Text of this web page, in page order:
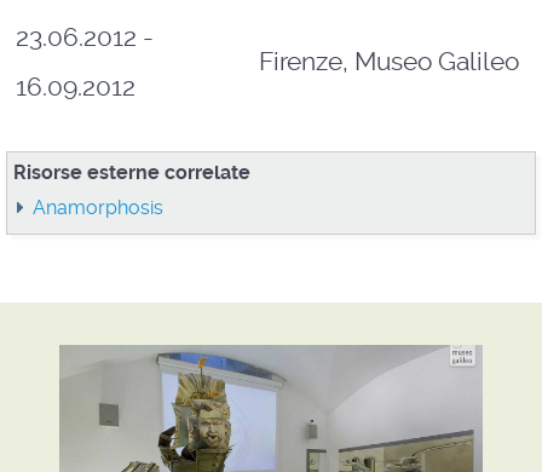
23.06.2012 -
16.09.2012
Firenze, Museo Galileo
Risorse esterne correlate
Anamorphosis